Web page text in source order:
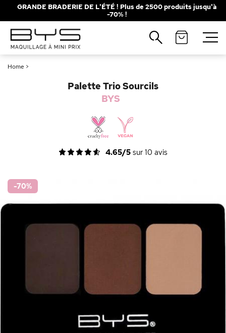
GRANDE BRADERIE DE L'ÉTÉ ! Plus de 2500 produits jusqu'à
-70% !
Home >
Palette Trio Sourcils
BYS
4.65/5 sur 10 avis
-70%
Fermer
Recherches populaires